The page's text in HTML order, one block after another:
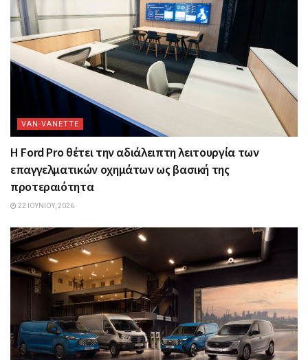
VAN-VANETTΕ
Η Ford Pro θέτει την αδιάλειπτη λειτουργία των
επαγγελματικών οχημάτων ως βασική της
προτεραιότητα
22 ΙΟΥΝΊΟΥ, 2026